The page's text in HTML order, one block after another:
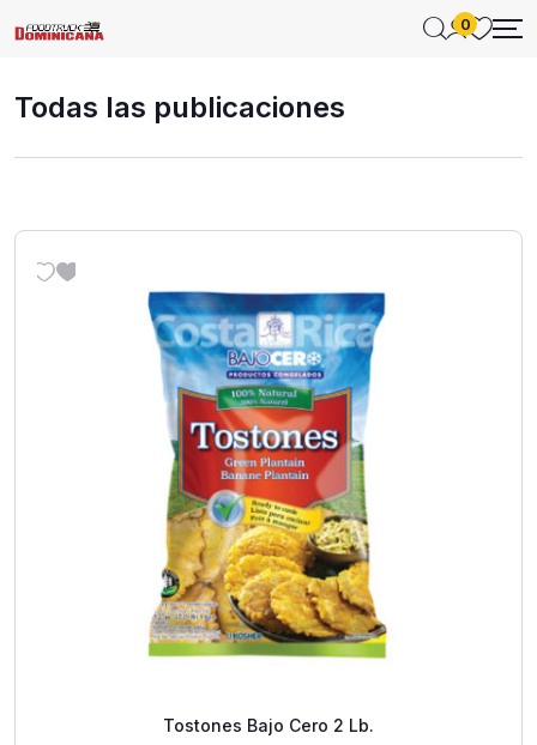
0
Todas las publicaciones
Tostones Bajo Cero 2 Lb.